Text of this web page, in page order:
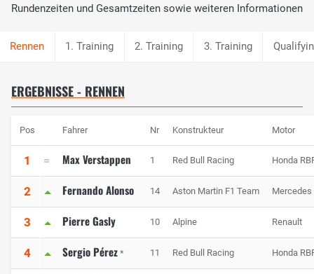
Rundenzeiten und Gesamtzeiten sowie weiteren Informationen
1. Training 2. Training 3. Training
ERGEBNISSE - RENNEN
Pos Fahrer Nr Konstrukteur Motor
1 Max Verstappen 1 Red Bull Racing Honda
2 Fernando Alonso 14 Aston Martin F1 Team Mercedes
3 Pierre Gasly 10 Alpine Renault
4 Sergio Pérez * 11 Red Bull Racing Honda